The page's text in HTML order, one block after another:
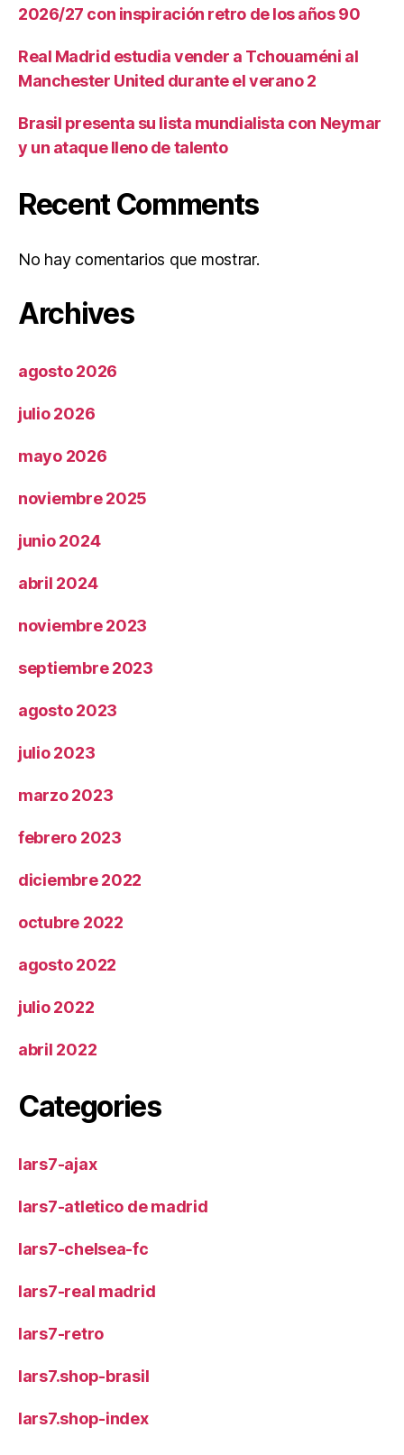
2026/27 con inspiración retro de los años 90
Real Madrid estudia vender a Tchouaméni al
Manchester United durante el verano 2
Brasil presenta su lista mundialista con Neymar
y un ataque lleno de talento
Recent Comments
No hay comentarios que mostrar.
Archives
agosto 2026
julio 2026
mayo 2026
noviembre 2025
junio 2024
abril 2024
noviembre 2023
septiembre 2023
agosto 2023
julio 2023
marzo 2023
febrero 2023
diciembre 2022
octubre 2022
agosto 2022
julio 2022
abril 2022
Categories
lars7-ajax
lars7-atletico de madrid
lars7-chelsea-fc
lars7-real madrid
lars7-retro
lars7.shop-brasil
lars7.shop-index